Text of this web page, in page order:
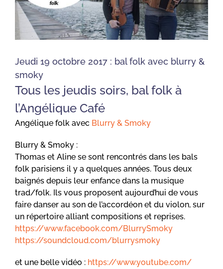
Jeudi 19 octobre 2017 : bal folk avec blurry &
smoky
Tous les jeudis soirs, bal folk à
l’Angélique Café
Angélique folk avec Blurry & Smoky
Blurry & Smoky :
Thomas et Aline se sont rencontrés dans les bals
folk parisiens il y a quelques années. Tous deux
baignés depuis leur enfance dans la musique
trad/folk. Ils vous proposent aujourd’hui de vous
faire danser au son de l’accordéon et du violon, sur
un répertoire alliant compositions et reprises.
https://www.facebook.com/BlurrySmoky
https://soundcloud.com/blurrysmoky
et une belle vidéo : https://www.youtube.com/